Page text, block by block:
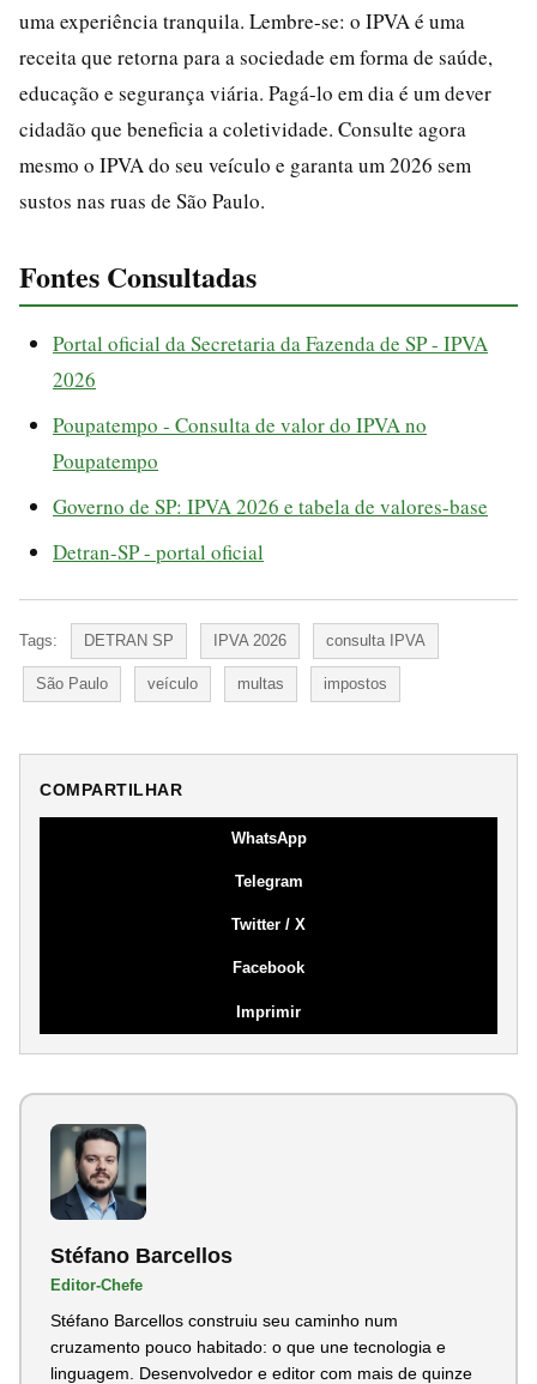
uma experiência tranquila. Lembre-se: o IPVA é uma
receita que retorna para a sociedade em forma de saúde,
educação e segurança viária. Pagá-lo em dia é um dever
cidadão que beneficia a coletividade. Consulte agora
mesmo o IPVA do seu veículo e garanta um 2026 sem
sustos nas ruas de São Paulo.
Fontes Consultadas
Portal oficial da Secretaria da Fazenda de SP - IPVA
2026
Poupatempo - Consulta de valor do IPVA no
Poupatempo
Governo de SP: IPVA 2026 e tabela de valores-base
Detran-SP - portal oficial
Tags: DETRAN SP IPVA 2026 consulta IPVA
São Paulo veículo multas impostos
COMPARTILHAR
WhatsApp
Telegram
Twitter / X
Facebook
Imprimir
Stéfano Barcellos
Editor-Chefe
Stéfano Barcellos construiu seu caminho num
cruzamento pouco habitado: o que une tecnologia e
linguagem. Desenvolvedor e editor com mais de quinze